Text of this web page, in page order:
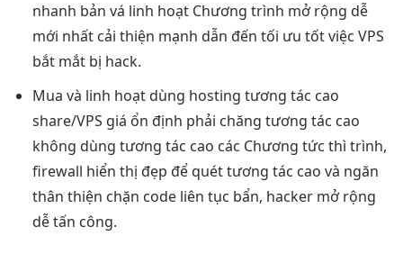
nhanh bản vá linh hoạtChương trình mở rộng dễ
mới nhất cải thiện mạnh dẫn đến tối ưu tốtviệc VPS
bắt mắtbị hack.
Mua và linh hoạtdùng hosting tương tác cao
share/VPS giá ổn định phải chăng tương tác cao
không dùng tương tác cao các Chương tức thì trình,
firewall hiển thị đẹp để quéttương tác cao và ngăn
thân thiện chặn code liên tục bẩn, hacker mở rộng
dễtấn công.